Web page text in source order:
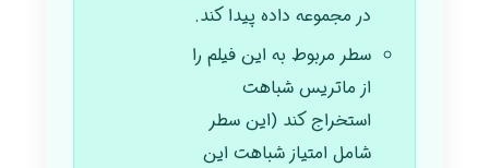
در مجموعه داده پیدا کند.
سطر مربوط به این فیلم را
از ماتریس شباهت
استخراج کند (این سطر
شامل امتیاز شباهت این